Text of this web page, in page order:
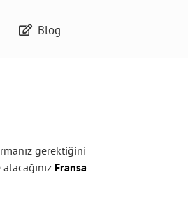
Blog
gerektiğini
Fransa